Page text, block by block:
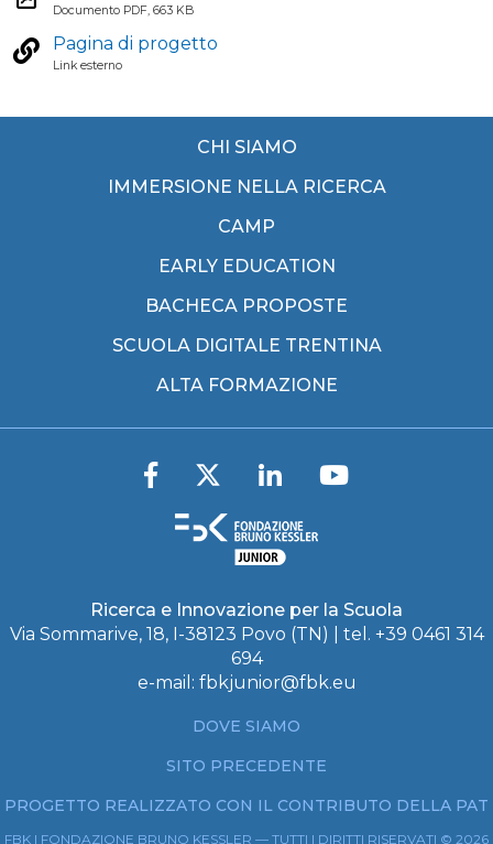
Documento PDF, 663 KB
Pagina di progetto
Link esterno
CHI SIAMO
IMMERSIONE NELLA RICERCA
CAMP
EARLY EDUCATION
BACHECA PROPOSTE
SCUOLA DIGITALE TRENTINA
ALTA FORMAZIONE
Ricerca e Innovazione per la Scuola
Via Sommarive, 18, I-38123 Povo (TN) | tel. +39 0461 314
694
e-mail: fbkjunior@fbk.eu
DOVE SIAMO
SITO PRECEDENTE
PROGETTO REALIZZATO CON IL CONTRIBUTO DELLA PAT
FBK | FONDAZIONE BRUNO KESSLER — TUTTI I DIRITTI RISERVATI © 2026